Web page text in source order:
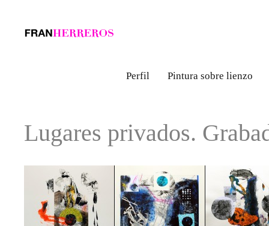
Perfil Pintura sobre lienzo
Lugares privados.